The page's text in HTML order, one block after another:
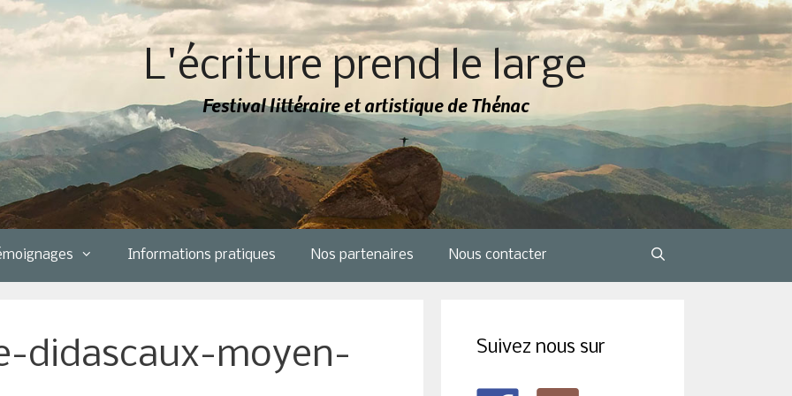
L'écriture prend le large
Festival littéraire et artistique de Thénac
Informations pratiques Nos partenaires Nous contacter
didascaux-moyen-
Suivez nous sur